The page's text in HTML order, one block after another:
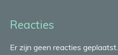
Reacties
Er zijn geen reacties geplaatst.